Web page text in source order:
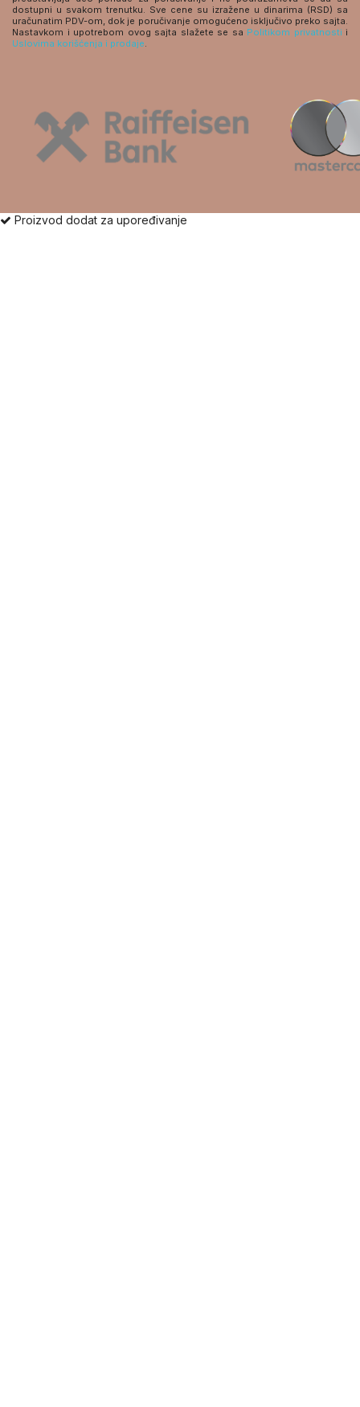
dostupni u svakom trenutku. Sve cene su izražene u dinarima (RSD) sa
uračunatim PDV-om, dok je poručivanje omogućeno isključivo preko sajta.
Nastavkom i upotrebom ovog sajta slažete se sa Politikom privatnosti i
Uslovima korišćenja i prodaje.
Proizvod dodat za upoređivanje